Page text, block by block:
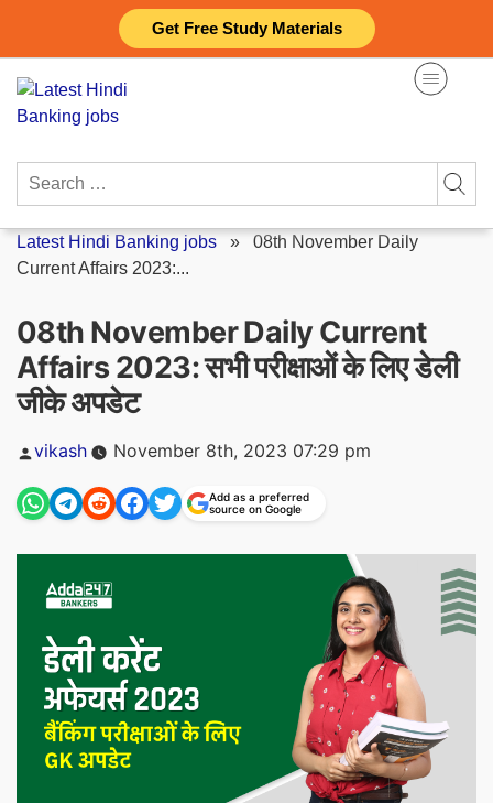
Get Free Study Materials
content
Search
Latest Hindi Banking jobs » 08th November Daily
Current Affairs 2023:...
08th November Daily Current
Affairs 2023: सभी परीक्षाओं के लिए डेली
जीके अपडेट
Posted
vikash November 8th, 2023 07:29 pm
Add as a preferred
source on Google